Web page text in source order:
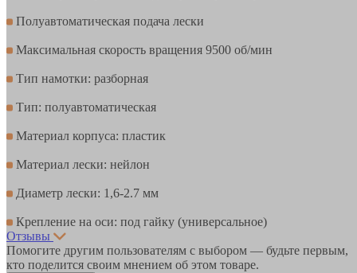
Полуавтоматическая подача лески
Максимальная скорость вращения 9500 об/мин
Тип намотки: разборная
Тип: полуавтоматическая
Материал корпуса: пластик
Материал лески: нейлон
Диаметр лески: 1,6-2.7 мм
Крепление на оси: под гайку (универсальное)
Отзывы
Помогите другим пользователям с выбором — будьте первым,
кто поделится своим мнением об этом товаре.